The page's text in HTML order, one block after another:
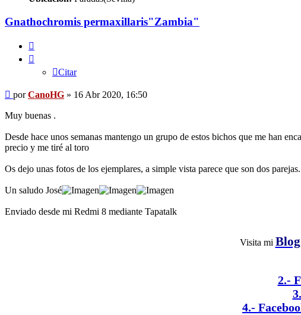
Gnathochromis permaxillaris"Zambia"
Citar
Mensaje
porCanoHG » 16 Abr 2020, 16:50
Muy buenas .
Desde hace unos semanas mantengo un grupo de estos bichos que me han
precio y me tiré al toro
Os dejo unas fotos de los ejemplares, a simple vista parece que son dos
Un saludo José
Enviado desde mi Redmi 8 mediante Tapatalk
Visita mi Blog
2.-
4.-